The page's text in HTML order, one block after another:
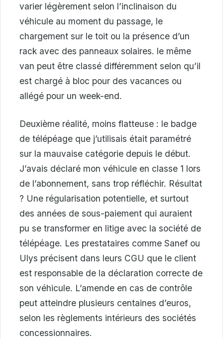
varier légèrement selon l’inclinaison du
véhicule au moment du passage, le
chargement sur le toit ou la présence d’un
rack avec des panneaux solaires. le même
van peut être classé différemment selon qu’il
est chargé à bloc pour des vacances ou
allégé pour un week-end.
Deuxième réalité, moins flatteuse : le badge
de télépéage que j’utilisais était paramétré
sur la mauvaise catégorie depuis le début.
J’avais déclaré mon véhicule en classe 1 lors
de l’abonnement, sans trop réfléchir. Résultat
? Une régularisation potentielle, et surtout
des années de sous-paiement qui auraient
pu se transformer en litige avec la société de
télépéage. Les prestataires comme Sanef ou
Ulys précisent dans leurs CGU que le client
est responsable de la déclaration correcte de
son véhicule. L’amende en cas de contrôle
peut atteindre plusieurs centaines d’euros,
selon les règlements intérieurs des sociétés
concessionnaires.